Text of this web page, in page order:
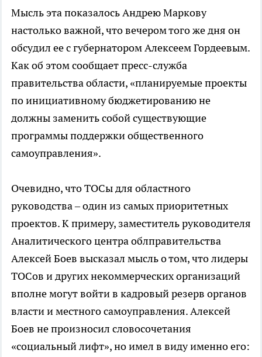
Мысль эта показалось Андрею Маркову
настолько важной, что вечером того же дня он
обсудил ее с губернатором Алексеем Гордеевым.
Как об этом сообщает пресс-служба
правительства области, «планируемые проекты
по инициативному бюджетированию не
должны заменить собой существующие
программы поддержки общественного
самоуправления».
Очевидно, что ТОСы для областного
руководства – один из самых приоритетных
проектов. К примеру, заместитель руководителя
Аналитического центра облправительства
Алексей Боев высказал мысль о том, что лидеры
ТОСов и других некоммерческих организаций
вполне могут войти в кадровый резерв органов
власти и местного самоуправления. Алексей
Боев не произносил словосочетания
«социальный лифт», но имел в виду именно его: